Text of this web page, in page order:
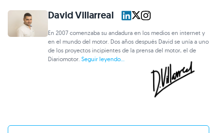
David Villarreal
En 2007 comenzaba su andadura en los medios en internet y
en el mundo del motor. Dos años después David se unía a uno
de los proyectos incipientes de la prensa del motor, el de
Diariomotor.Seguir leyendo...